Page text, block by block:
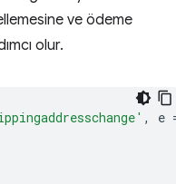
ve ödeme
olur.
, e